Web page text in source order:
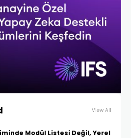
View All
Modül Listesi Değil, Yerel